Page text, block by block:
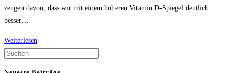
zeugen davon, dass wir mit einem höheren Vitamin D-Spiegel deutlich
besser…
Weiterlesen